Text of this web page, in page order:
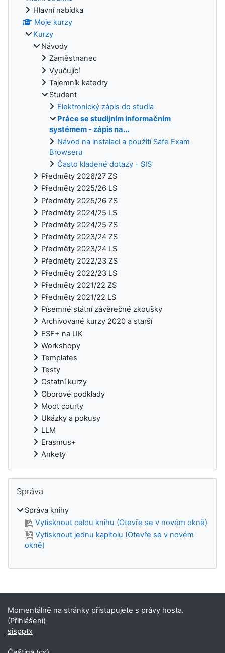
Hlavní nabídka
Moje kurzy
Kurzy
Návody
Zaměstnanec
Vyučující
Tajemník katedry
Student
Elektronický zápis do studia
Práce se studijním informačním
systémem - zápis na...
Návod na instalaci a použití Safe Exam
Browseru
Často kladené dotazy - SIS
Předměty 2026/27 ZS
Předměty 2025/26 LS
Předměty 2025/26 ZS
Předměty 2024/25 LS
Předměty 2024/25 ZS
Předměty 2023/24 ZS
Předměty 2023/24 LS
Předměty 2022/23 ZS
Předměty 2022/23 LS
Předměty 2021/22 ZS
Předměty 2021/22 LS
Písemné státní závěrečné zkoušky
Archivované kurzy 2020 a starší
ESF+ na UK
Workshopy
Templates
Testy
Ostatní kurzy
Oborové podklady
Moot courty
Ukázky a pokusy
LLM
Erasmus+
Ankety
Správa
Správa knihy
Vytisknout celou knihu (Otevře se v novém okně)
Vytisknout jednu kapitolu (Otevře se v novém
okně)
Doplňkové bloky
Momentálně na stránky přistupujete s právy hosta.
(Přihlášení)
sispptx